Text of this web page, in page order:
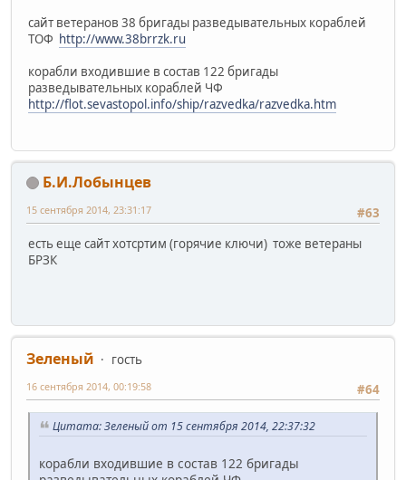
сайт ветеранов 38 бригады разведывательных кораблей
ТОФ http://www.38brrzk.ru
корабли входившие в состав 122 бригады
разведывательных кораблей ЧФ
http://flot.sevastopol.info/ship/razvedka/razvedka.htm
Б.И.Лобынцев
#63
15 сентября 2014, 23:31:17
есть еще сайт хотсртим (горячие ключи) тоже ветераны
БРЗК
Зеленый
гость
#64
16 сентября 2014, 00:19:58
Цитата: Зеленый от 15 сентября 2014, 22:37:32
корабли входившие в состав 122 бригады